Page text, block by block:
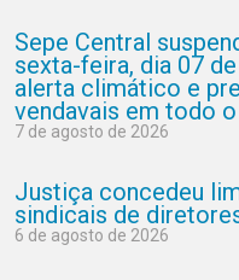
Sepe Central
sexta-feira, dia 07
alerta climático e
vendavais em todo
7 de agosto de 2026
Justiça concedeu
sindicais de
6 de agosto de 2026